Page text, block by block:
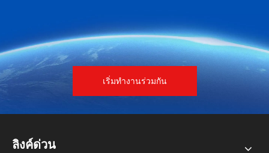
เริ่มทำงานร่วมกัน
ลิงค์ด่วน